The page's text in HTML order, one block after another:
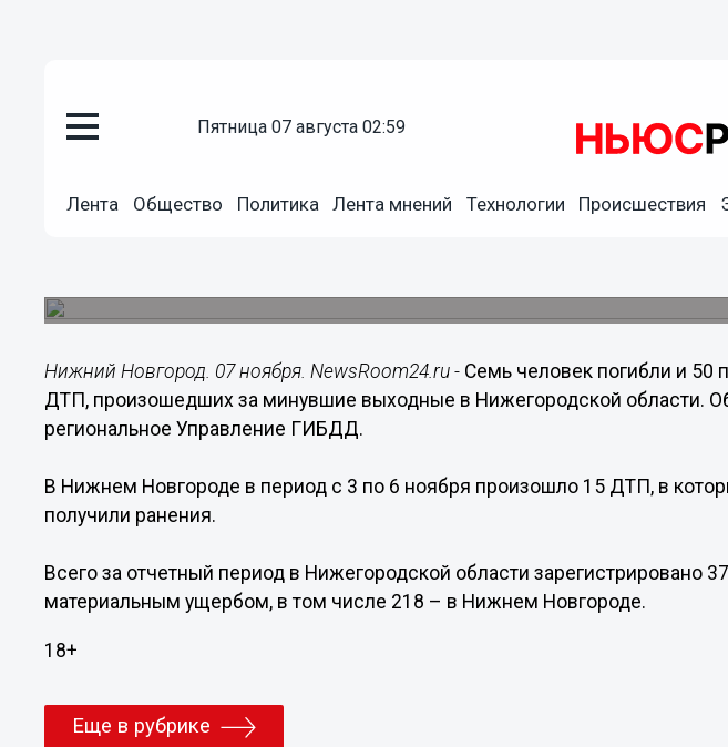
пятница 07 августа 02:59
Лента Общество Политика Лента мнений Технологии Происшествия
Семь человек погибли в ДТП за минувшие
Нижний Новгород. 07 ноября. NewsRoom24.ru - Семь человек погибли и 50
ДТП, произошедших за минувшие выходные в Нижегородской области.
региональное Управление ГИБДД.
В Нижнем Новгороде в период с 3 по 6 ноября произошло 15 ДТП, в
получили ранения.
Всего за отчетный период в Нижегородской области зарегистрировано
материальным ущербом, в том числе 218 – в Нижнем Новгороде.
18+
Еще в рубрике